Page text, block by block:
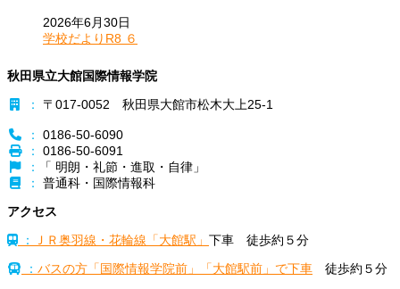
2026年6月30日
学校だよりR8 ６
秋田県立大館国際情報学院
：
〒017-0052 秋田県大館市松木大上25-1
：
0186-50-6090
：
0186-50-6091
：
「 明朗・礼節・進取・自律」
：
普通科・国際情報科
アクセス
：
ＪＲ奥羽線・花輪線「大館駅」 下車 徒歩約５分
： バスの方「国際情報学院前」「大館駅前」で下車 徒歩約５分